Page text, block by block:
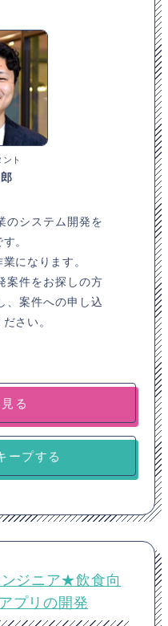
ト
のシステム開発を
。
になります。
案件をお探しの方
、案件への申し込
さい。
る
ープする
ンジニア★飲食向
プリの開発